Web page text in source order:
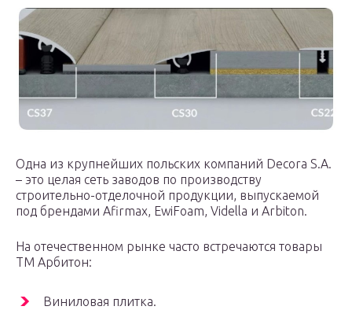
Одна из крупнейших польских компаний Decora S.A.
– это целая сеть заводов по производству
строительно-отделочной продукции, выпускаемой
под брендами Afirmax, EwiFoam, Vidella и Arbiton.
На отечественном рынке часто встречаются товары
ТМ Арбитон:
Виниловая плитка.